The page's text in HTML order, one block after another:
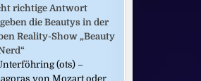
richtige Antwort
die Beautys in der
Reality-Show „Beauty
(ots) –
von Mozart oder